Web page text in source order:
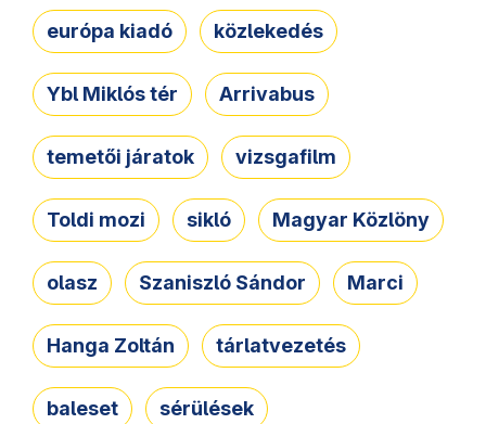
európa kiadó közlekedés
Ybl Miklós tér Arrivabus
temetői járatok vizsgafilm
Toldi mozi sikló Magyar Közlöny
olasz Szaniszló Sándor Marci
Hanga Zoltán tárlatvezetés
baleset sérülések